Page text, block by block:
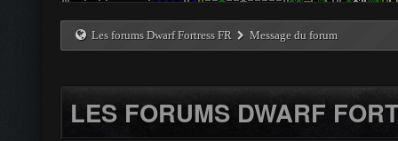
Les forums Dwarf Fortress FR Message du forum
LES FORUMS DWARF